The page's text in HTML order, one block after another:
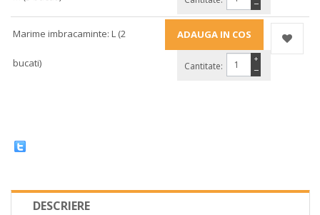
−
Marime imbracaminte: L (2
bucati) Cantitate: −
+
DESCRIERE